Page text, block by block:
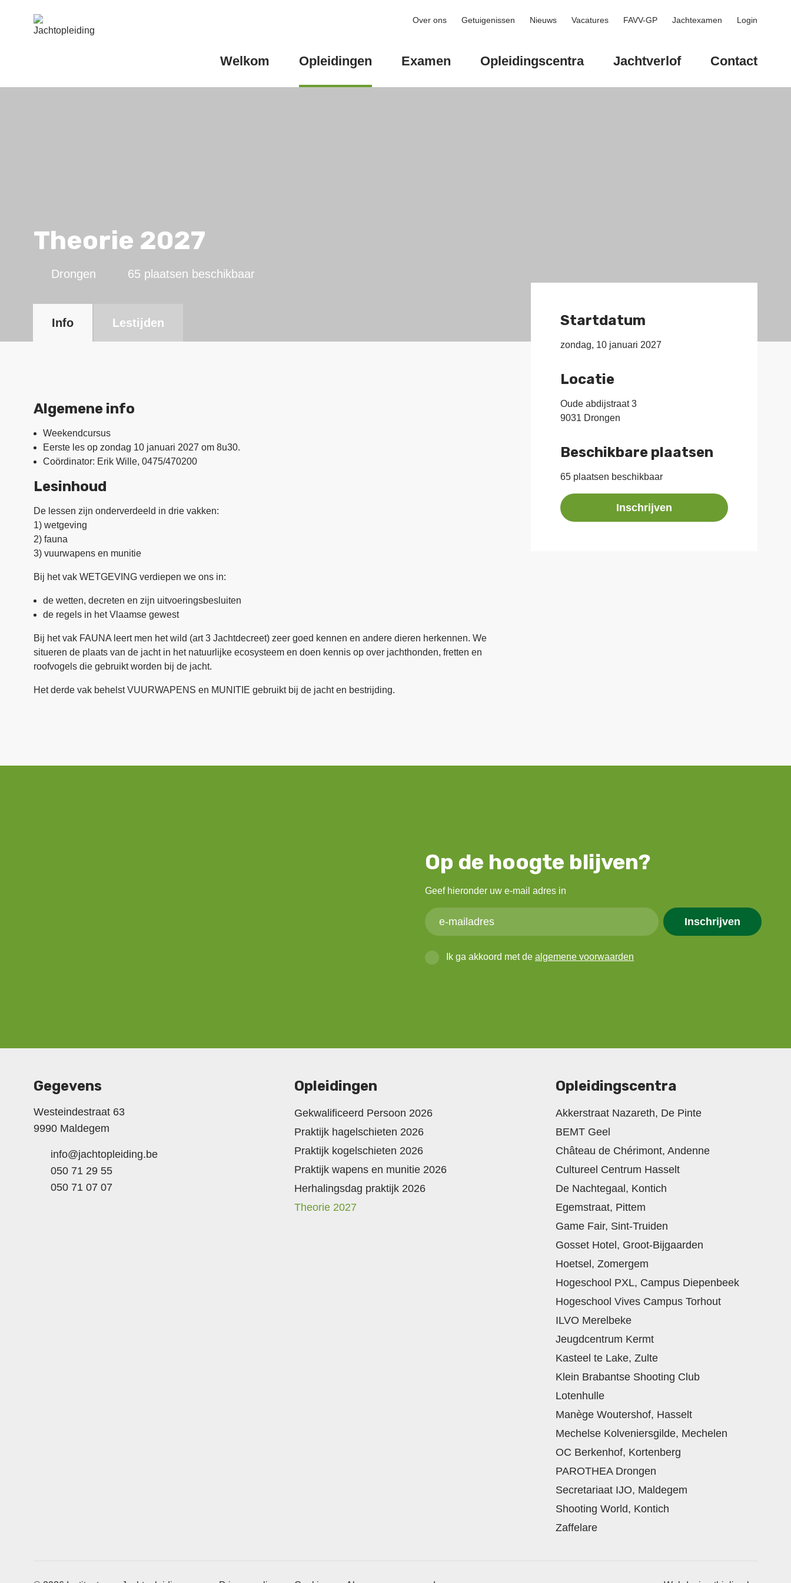
Over ons Getuigenissen Nieuws Vacatures FAVV-GP Jachtexamen Login
Welkom Opleidingen Examen Opleidingscentra Jachtverlof Contact
Info Lestijden
Theorie 2027
Drongen 65 plaatsen beschikbaar
Algemene info
Weekendcursus
Eerste les op zondag 10 januari 2027 om 8u30.
Coördinator: Erik Wille, 0475/470200
Lesinhoud
De lessen zijn onderverdeeld in drie vakken:
1) wetgeving
2) fauna
3) vuurwapens en munitie
Bij het vak WETGEVING verdiepen we ons in:
de wetten, decreten en zijn uitvoeringsbesluiten
de regels in het Vlaamse gewest
Bij het vak FAUNA leert men het wild (art 3 Jachtdecreet) zeer goed kennen en andere dieren herkennen. We
situeren de plaats van de jacht in het natuurlijke ecosysteem en doen kennis op over jachthonden, fretten en
roofvogels die gebruikt worden bij de jacht.
Het derde vak behelst VUURWAPENS en MUNITIE gebruikt bij de jacht en bestrijding.
Startdatum
zondag, 10 januari 2027
Locatie
Oude abdijstraat 3
9031 Drongen
Beschikbare plaatsen
65 plaatsen beschikbaar
Inschrijven
Op de hoogte blijven?
Geef hieronder uw e-mail adres in
Inschrijven
Ik ga akkoord met de algemene voorwaarden
Gegevens
Westeindestraat 63
9990 Maldegem
info@jachtopleiding.be
050 71 29 55
050 71 07 07
Opleidingen
Gekwalificeerd Persoon 2026
Praktijk hagelschieten 2026
Praktijk kogelschieten 2026
Praktijk wapens en munitie 2026
Herhalingsdag praktijk 2026
Theorie 2027
Opleidingscentra
Akkerstraat Nazareth, De Pinte
BEMT Geel
Château de Chérimont, Andenne
Cultureel Centrum Hasselt
De Nachtegaal, Kontich
Egemstraat, Pittem
Game Fair, Sint-Truiden
Gosset Hotel, Groot-Bijgaarden
Hoetsel, Zomergem
Hogeschool PXL, Campus Diepenbeek
Hogeschool Vives Campus Torhout
ILVO Merelbeke
Jeugdcentrum Kermt
Kasteel te Lake, Zulte
Klein Brabantse Shooting Club
Lotenhulle
Manège Woutershof, Hasselt
Mechelse Kolveniersgilde, Mechelen
OC Berkenhof, Kortenberg
PAROTHEA Drongen
Secretariaat IJO, Maldegem
Shooting World, Kontich
Zaffelare